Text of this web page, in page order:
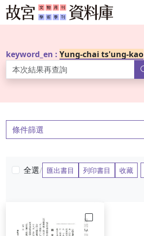
keyword_en : Yung-chai ts'ung-kao
條件篩選
全選/ 匯出書目 列印書目 收藏
勾選